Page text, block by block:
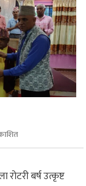
बर्ष उत्कृष्ट